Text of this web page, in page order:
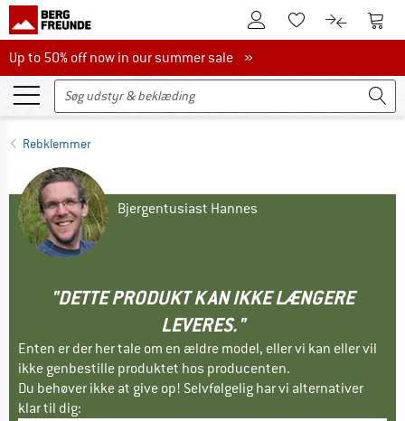
Til kundekontoenTil huskesedlen.
Til Til
Up to 50% off now in our summer sale
Up to 50% off now in our summer sale »
Rebklemmer
Bjergentusiast Hannes
"DETTE PRODUKT KAN IKKE LÆNGERE
LEVERES."
Enten er der her tale om en ældre model, eller vi kan eller vil
ikke genbestille produktet hos producenten.
Du behøver ikke at give op! Selvfølgelig har vi alternativer
klar til dig: